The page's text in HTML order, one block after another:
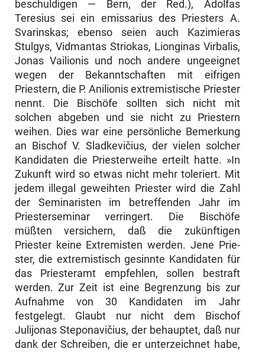
beschuldigen — Bern, der Red.), Adolfas
Teresius sei ein emissarius des Priesters A.
Svarinskas; ebenso seien auch Kazimieras
Stulgys, Vidmantas Striokas, Lionginas Virbalis,
Jonas Vailionis und noch andere ungeeignet
wegen der Bekanntschaften mit eifrigen
Priestern, die P. Anilionis extremistische Priester
nennt. Die Bischöfe sollten sich nicht mit
solchen abgeben und sie nicht zu Priestern
weihen. Dies war eine persönliche Bemerkung
an Bischof V. Sladkevičius, der vielen solcher
Kandidaten die Priesterweihe erteilt hatte. »In
Zukunft wird so etwas nicht mehr toleriert. Mit
jedem illegal geweihten Priester wird die Zahl
der Seminaristen im be­treffenden Jahr im
Priesterseminar verringert. Die Bischöfe
müßten ver­sichern, daß die zukünftigen
Priester keine Extremisten werden. Jene Prie­
ster, die extremistisch gesinnte Kandidaten für
das Priesteramt empfehlen, sollen bestraft
werden. Zur Zeit ist eine Begrenzung bis zur
Aufnahme von 30 Kandidaten im Jahr
festgelegt. Glaubt nur nicht dem Bischof
Julijonas Steponavičius, der behauptet, daß nur
dank der Schreiben, die er unterzeich­net habe,